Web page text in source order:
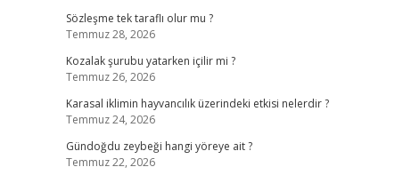
Sözleşme tek taraflı olur mu ?
Temmuz 28, 2026
Kozalak şurubu yatarken içilir mi ?
Temmuz 26, 2026
Karasal iklimin hayvancılık üzerindeki etkisi nelerdir ?
Temmuz 24, 2026
Gündoğdu zeybeği hangi yöreye ait ?
Temmuz 22, 2026